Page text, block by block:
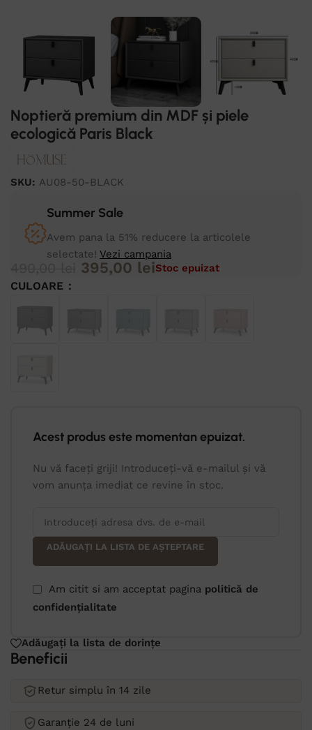
Noptieră premium din MDF și piele
ecologică Paris Black
SKU: AU08-50-BLACK
Summer Sale
Avem pana la 51% reducere la articolele
selectate! Vezi campania
395,00 leiStoc epuizat
CULOARE
Acest produs este momentan epuizat.
Nu vă faceți griji! Introduceți-vă e-mailul și vă
vom anunța imediat ce revine în stoc.
ADĂUGAȚI LA LISTA DE AȘTEPTARE
Am citit si am acceptat pagina politică de
confidențialitate
Adăugați la lista de dorințe
Beneficii
Retur simplu în 14 zile
Garanție 24 de luni